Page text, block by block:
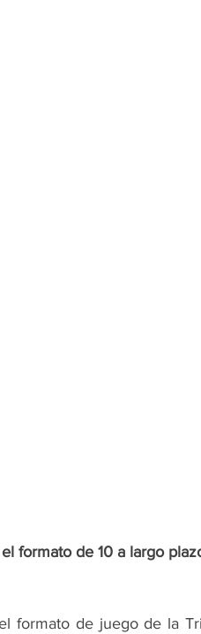
formato de 10 a largo
formato de juego de la